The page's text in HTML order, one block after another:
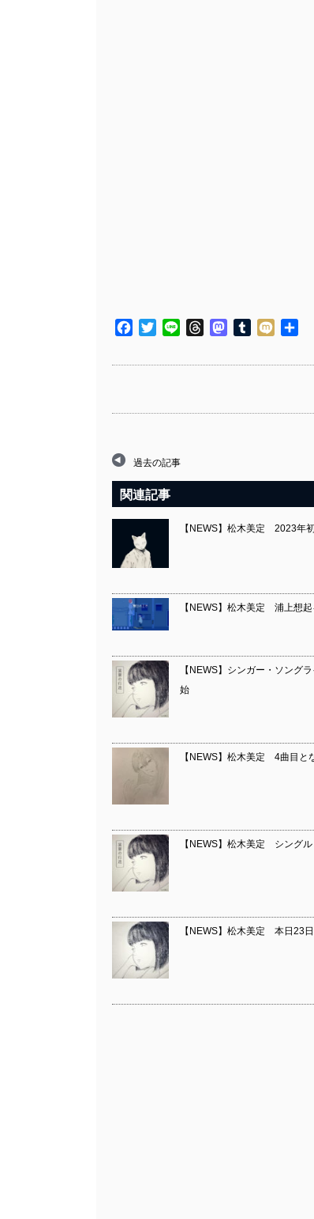
Facebook
TwitterLine ThreadsMastodon
TumblrMixi
過去の記事
関連記事
【NEWS】松木美定 2023年
【NEWS】松木美定 浦上想
【NEWS】シンガー・ソング
始
【NEWS】松木美定 4曲目と
【NEWS】松木美定 シング
【NEWS】松木美定 本日23